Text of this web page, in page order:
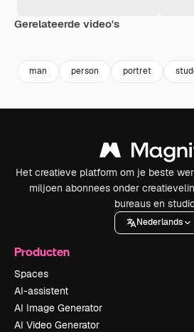
Gerelateerde video's
man person portret
Het creatieve platform om je beste
miljoen abonnees onder
bureaus en
Nederlands
Producten
Spaces
AI-assistent
AI Image Generator
AI Video Generator